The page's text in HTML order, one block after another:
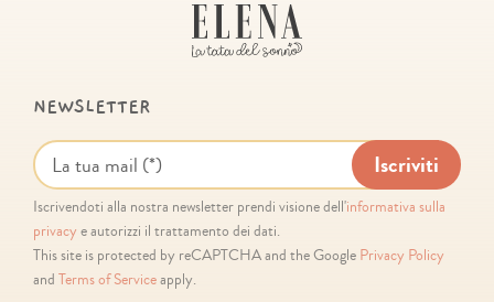
NEWSLETTER
Iscrivendoti alla nostra newsletter prendi visione dell'informativa sulla
privacy e autorizzi il trattamento dei dati.
This site is protected by reCAPTCHA and the Google Privacy Policy
and Terms of Serviceapply.